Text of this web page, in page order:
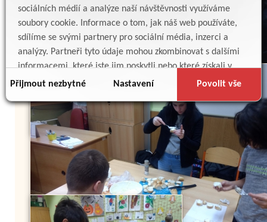
sociálních médií a analýze naší návštěvnosti využíváme
soubory cookie. Informace o tom, jak náš web používáte,
sdílíme se svými partnery pro sociální média, inzerci a
analýzy. Partneři tyto údaje mohou zkombinovat s dalšími
informacemi, které jste jim poskytli nebo které získali v
důsledku toho, že používáte jejich služby.
Přijmout nezbytné Nastavení Povolit vše